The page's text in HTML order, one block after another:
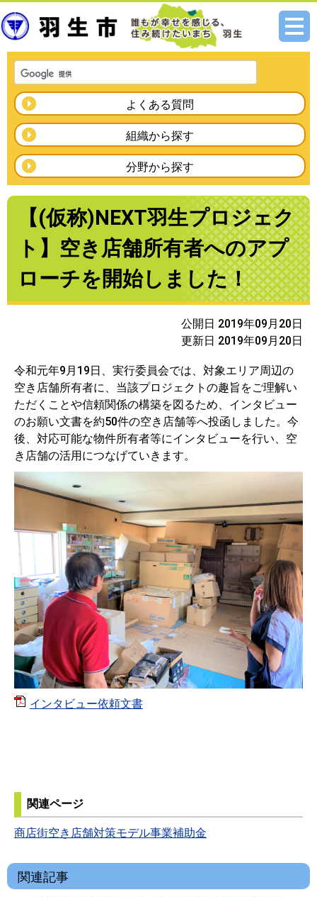
メニ
よくある質問
組織から探す
分野から探す
【(仮称)NEXT羽生プロジェク
ト】空き店舗所有者へのアプ
ローチを開始しました！
公開日 2019年09月20日
更新日 2019年09月20日
令和元年9月19日、実行委員会では、対象エリア周辺の
空き店舗所有者に、当該プロジェクトの趣旨をご理解い
ただくことや信頼関係の構築を図るため、インタビュー
のお願い文書を約50件の空き店舗等へ投函しました。今
後、対応可能な物件所有者等にインタビューを行い、空
き店舗の活用につなげていきます。
インタビュー依頼文書
関連ページ
商店街空き店舗対策モデル事業補助金
関連記事